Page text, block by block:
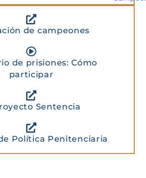
de campeones
de prisiones: Cómo
participar
Sentencia
Política Penitenciaria